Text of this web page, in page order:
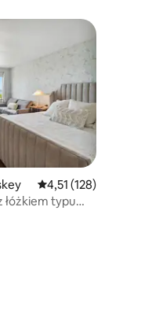
Średnia ocena: 4,51
4,51 (128)
typu